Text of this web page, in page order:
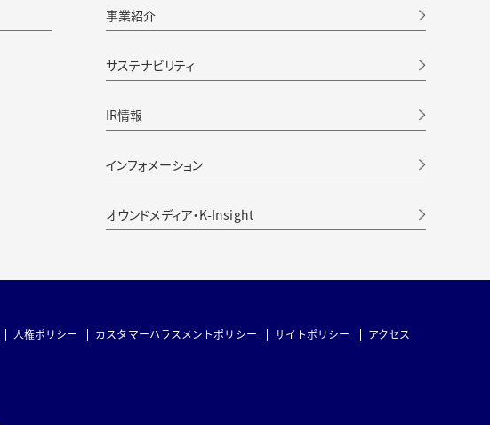
事業紹介
サステナビリティ
IR情報
インフォメーション
オウンドメディア・K-Insight
人権ポリシー カスタマーハラスメントポリシー サイトポリシー
アクセス